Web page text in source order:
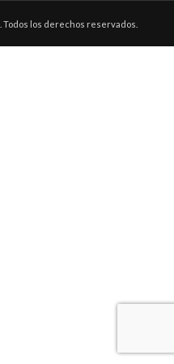
. Todos los derechos reservados.